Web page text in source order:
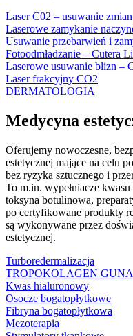
Laser C02 – usuwanie
Laserowe zamykanie
Usuwanie przebarwień i
Fotoodmładzanie – Cutera
Laserowe usuwanie blizn –
Laser frakcyjny CO2
DERMATOLOGIA
Medycyna
Oferujemy nowoczesne,
estetycznej mające na celu
bez ryzyka sztucznego i
To m.in. wypełniacze
toksyna botulinowa,
po certyfikowane produkty
są wykonywane przez
estetycznej.
Turboredermalizacja
TROPOKOLAGEN GUNA
Kwas hialuronowy
Osocze bogatopłytkowe
Fibryna bogatopłytkowa
Mezoterapia